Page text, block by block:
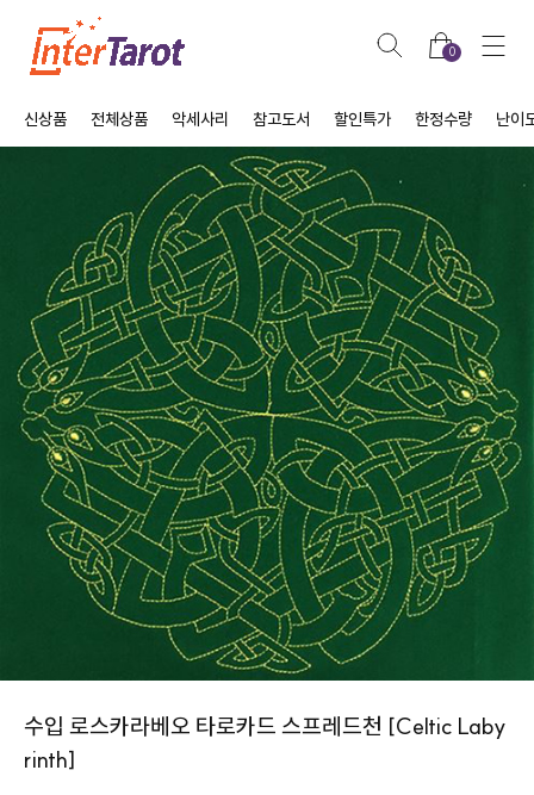
0
신상품 전체상품 악세사리 참고도서 할인특가 한정수량 난이
수입 로스카라베오 타로카드 스프레드천 [Celtic Laby
rinth]